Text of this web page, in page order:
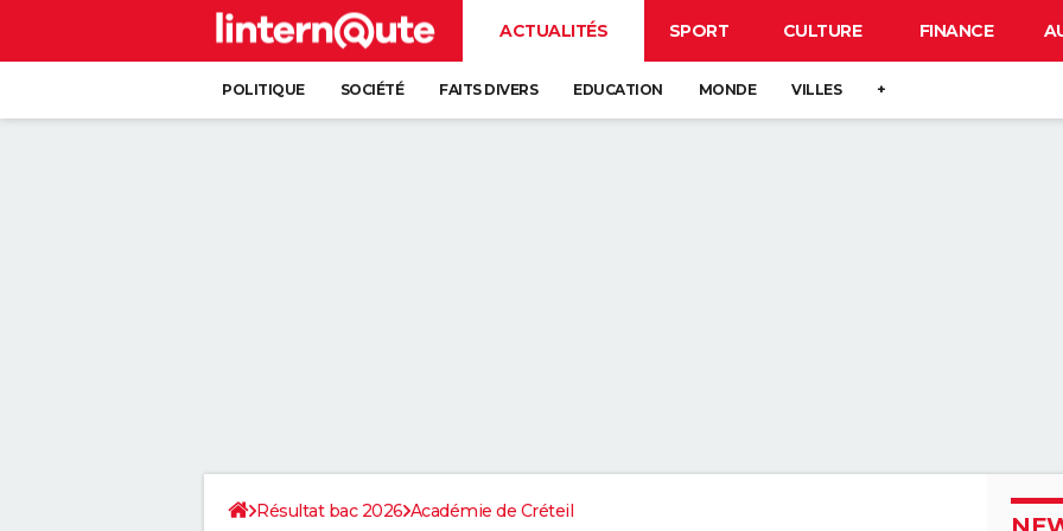
ACTUALITÉS SPORT CULTURE FINANCE
POLITIQUE SOCIÉTÉ FAITS DIVERS EDUCATION MONDE VILLES +
Résultat bac 2026 Académie de Créteil